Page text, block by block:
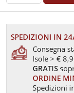
SPEDIZIONI IN
Consegna
Isole > €
GRATIS
ORDINE
Spedizioni